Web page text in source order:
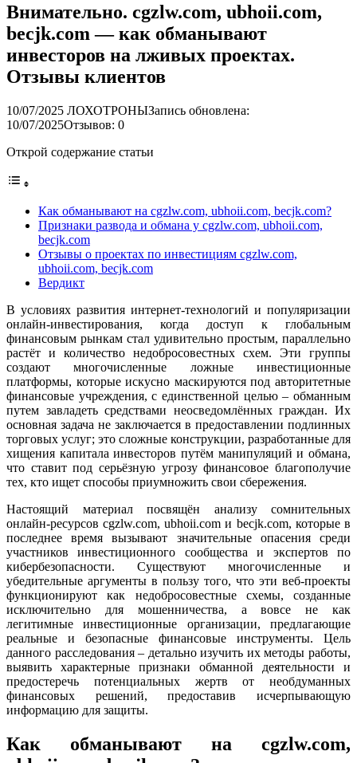
Внимательно. cgzlw.com, ubhoii.com,
becjk.com — как обманывают
инвесторов на лживых проектах.
Отзывы клиентов
10/07/2025 ЛОХОТРОНЫЗапись обновлена:
10/07/2025Отзывов: 0
Открой содержание статьи
Как обманывают на cgzlw.com, ubhoii.com, becjk.com?
Признаки развода и обмана у cgzlw.com, ubhoii.com,
becjk.com
Отзывы о проектах по инвестициям cgzlw.com,
ubhoii.com, becjk.com
Вердикт
В условиях развития интернет-технологий и популяризации
онлайн-инвестирования, когда доступ к глобальным
финансовым рынкам стал удивительно простым, параллельно
растёт и количество недобросовестных схем. Эти группы
создают многочисленные ложные инвестиционные
платформы, которые искусно маскируются под авторитетные
финансовые учреждения, с единственной целью – обманным
путем завладеть средствами неосведомлённых граждан. Их
основная задача не заключается в предоставлении подлинных
торговых услуг; это сложные конструкции, разработанные для
хищения капитала инвесторов путём манипуляций и обмана,
что ставит под серьёзную угрозу финансовое благополучие
тех, кто ищет способы приумножить свои сбережения.
Настоящий материал посвящён анализу сомнительных
онлайн-ресурсов cgzlw.com, ubhoii.com и becjk.com, которые в
последнее время вызывают значительные опасения среди
участников инвестиционного сообщества и экспертов по
кибербезопасности. Существуют многочисленные и
убедительные аргументы в пользу того, что эти веб-проекты
функционируют как недобросовестные схемы, созданные
исключительно для мошенничества, а вовсе не как
легитимные инвестиционные организации, предлагающие
реальные и безопасные финансовые инструменты. Цель
данного расследования – детально изучить их методы работы,
выявить характерные признаки обманной деятельности и
предостеречь потенциальных жертв от необдуманных
финансовых решений, предоставив исчерпывающую
информацию для защиты.
Как обманывают на cgzlw.com,